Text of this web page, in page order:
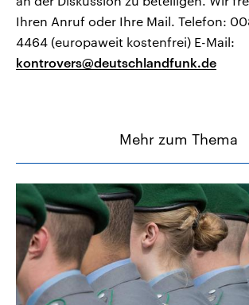
Ihren Anruf oder Ihre Mail. Telefon:
4464 (europaweit kostenfrei) E-Mail:
kontrovers@deutschlandfunk.de
Mehr zum Thema